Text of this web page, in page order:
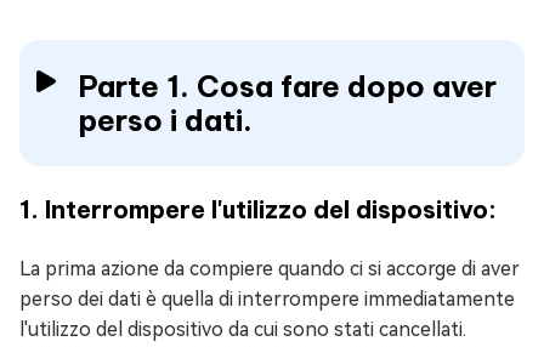
Parte 1. Cosa fare dopo aver
perso i dati.
1. Interrompere l'utilizzo del dispositivo:
La prima azione da compiere quando ci si accorge di aver
perso dei dati è quella di interrompere immediatamente
l'utilizzo del dispositivo da cui sono stati cancellati.